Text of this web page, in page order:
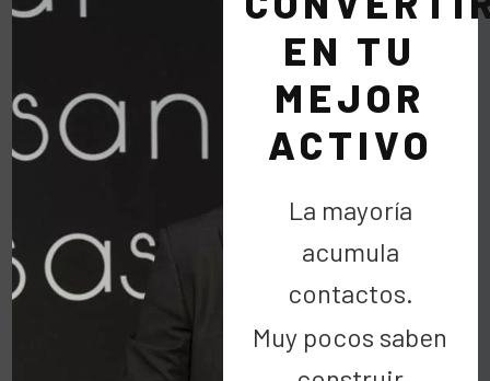
Para mi ha sido un placer compartir este momento,
se con la ilusión y cariño que Irene ha creado la…
LEER MÁS
EN TU
MEJOR
ACTIVO
La mayoría
acumula
contactos.
Muy pocos saben